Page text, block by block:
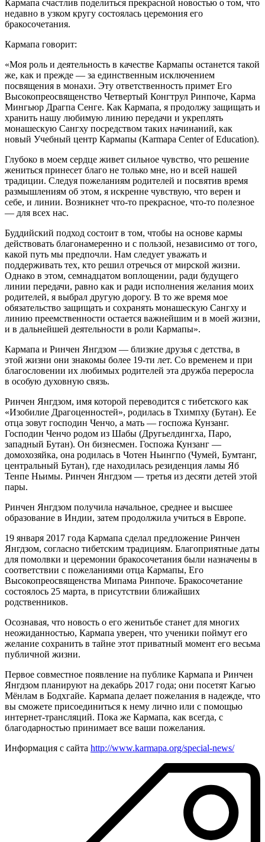
Кармапа счастлив поделиться прекрасной новостью о том, что
недавно в узком кругу состоялась церемония его
бракосочетания.
Кармапа говорит:
«Моя роль и деятельность в качестве Кармапы останется такой
же, как и прежде — за единственным исключением
посвящения в монахи. Эту ответственность примет Его
Высокопреосвященство Четвертый Конгтрул Ринпоче, Карма
Мингьюр Драгпа Сенге. Как Кармапа, я продолжу защищать и
хранить нашу любимую линию передачи и укреплять
монашескую Сангху посредством таких начинаний, как
новый Учебный центр Кармапы (Karmapa Center of Education).
Глубоко в моем сердце живет сильное чувство, что решение
жениться принесет благо не только мне, но и всей нашей
традиции. Следуя пожеланиям родителей и посвятив время
размышлениям об этом, я искренне чувствую, что верен и
себе, и линии. Возникнет что-то прекрасное, что-то полезное
— для всех нас.
Буддийский подход состоит в том, чтобы на основе кармы
действовать благонамеренно и с пользой, независимо от того,
какой путь мы предпочли. Нам следует уважать и
поддерживать тех, кто решил отречься от мирской жизни.
Однако в этом, семнадцатом воплощении, ради будущего
линии передачи, равно как и ради исполнения желания моих
родителей, я выбрал другую дорогу. В то же время мое
обязательство защищать и сохранять монашескую Сангху и
линию преемственности остается важнейшим и в моей жизни,
и в дальнейшей деятельности в роли Кармапы».
Кармапа и Ринчен Янгдзом — близкие друзья с детства, в
этой жизни они знакомы более 19-ти лет. Со временем и при
благословении их любимых родителей эта дружба переросла
в особую духовную связь.
Ринчен Янгдзом, имя которой переводится с тибетского как
«Изобилие Драгоценностей», родилась в Тхимпху (Бутан). Ее
отца зовут господин Ченчо, а мать — госпожа Кунзанг.
Господин Ченчо родом из Шабы (Другьелдингха, Паро,
западный Бутан). Он бизнесмен. Госпожа Кунзанг —
домохозяйка, она родилась в Чотен Ньингпо (Чумей, Бумтанг,
центральный Бутан), где находилась резиденция ламы Яб
Тенпе Ньимы. Ринчен Янгдзом — третья из десяти детей этой
пары.
Ринчен Янгдзом получила начальное, среднее и высшее
образование в Индии, затем продолжила учиться в Европе.
19 января 2017 года Кармапа сделал предложение Ринчен
Янгдзом, согласно тибетским традициям. Благоприятные даты
для помолвки и церемонии бракосочетания были назначены в
соответствии с пожеланиями отца Кармапы, Его
Высокопреосвященства Мипама Ринпоче. Бракосочетание
состоялось 25 марта, в присутствии ближайших
родственников.
Осознавая, что новость о его женитьбе станет для многих
неожиданностью, Кармапа уверен, что ученики поймут его
желание сохранить в тайне этот приватный момент его весьма
публичной жизни.
Первое совместное появление на публике Кармапа и Ринчен
Янгдзом планируют на декабрь 2017 года; они посетят Кагью
Мёнлам в Бодхгайе. Кармапа делает пожелания в надежде, что
вы сможете присоединиться к нему лично или с помощью
интернет-трансляций. Пока же Кармапа, как всегда, с
благодарностью принимает все ваши пожелания.
Информация с сайта http://www.karmapa.org/special-news/